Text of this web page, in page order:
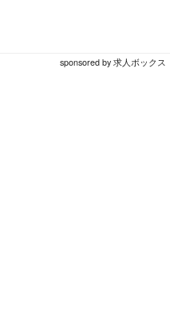
sponsored by 求人ボックス